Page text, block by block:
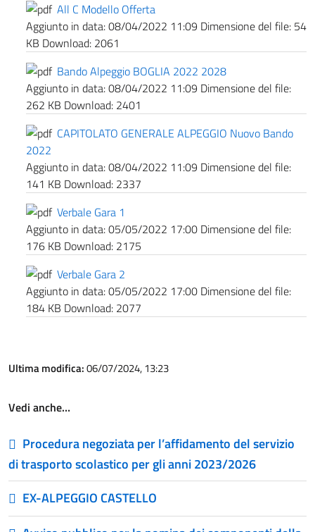
All C Modello Offerta
Aggiunto in data:08/04/2022 11:09 Dimensione del file: 54
KB Download: 2061
Bando Alpeggio BOGLIA 2022 2028
Aggiunto in data:08/04/2022 11:09 Dimensione del file:
262 KB Download: 2401
CAPITOLATO GENERALE ALPEGGIO Nuovo Bando
2022
Aggiunto in data:08/04/2022 11:09 Dimensione del file:
141 KB Download: 2337
Verbale Gara 1
Aggiunto in data:05/05/2022 17:00 Dimensione del file:
176 KB Download: 2175
Verbale Gara 2
Aggiunto in data:05/05/2022 17:00 Dimensione del file:
184 KB Download: 2077
Ultima modifica:06/07/2024, 13:23
Vedi anche…
Procedura negoziata per l’affidamento del servizio
di trasporto scolastico per gli anni 2023/2026
EX-ALPEGGIO CASTELLO